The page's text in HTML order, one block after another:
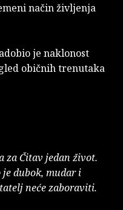
način življenja
je naklonost
običnih trenutaka
za Čitav jedan život.
dubok, mudar i
neće zaboraviti.